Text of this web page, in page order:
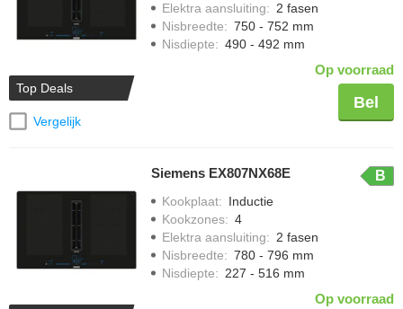
Top Deals
Vergelijk
Elektra aansluiting: 2 fasen
Nisbreedte: 750 - 752 mm
Nisdiepte: 490 - 492 mm
Op voorraad
Bel
Siemens EX807NX68E B
Kookplaat: Inductie
Kookzones: 4
Elektra aansluiting: 2 fasen
Nisbreedte: 780 - 796 mm
Nisdiepte: 227 - 516 mm
Op voorraad